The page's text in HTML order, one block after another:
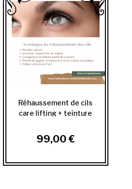
Réhaussement de cils
care lifting + teinture
99,00 €